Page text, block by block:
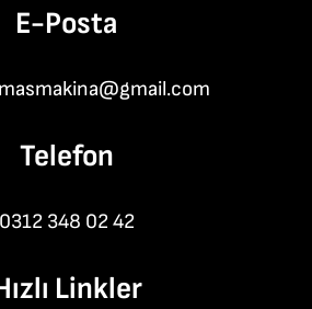
E-Posta
Telefon
0312 348 02 42
Linkler